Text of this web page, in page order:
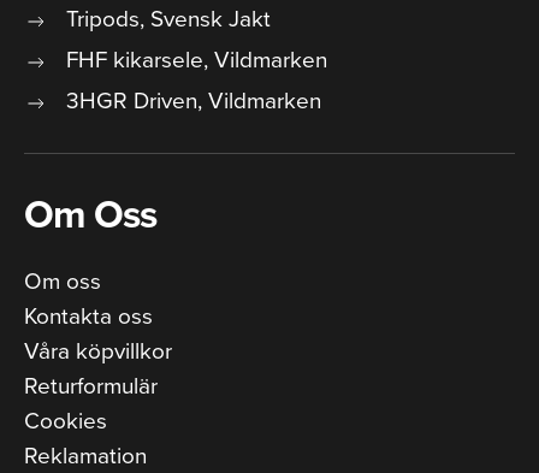
Tripods, Svensk Jakt
FHF kikarsele, Vildmarken
3HGR Driven, Vildmarken
Om Oss
Om oss
Kontakta oss
Våra köpvillkor
Returformulär
Cookies
Reklamation